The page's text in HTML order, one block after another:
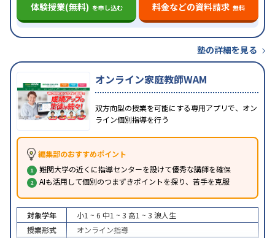
体験授業(無料) を申し込む 料金などの資料請求 無料
塾の詳細を見る
オンライン家庭教師WAM
双方向型の授業を可能にする専用アプリで、オン
ライン個別指導を行う
編集部のおすすめポイント
難関大学の近くに指導センターを設けて優秀な講師を確保
AIも活用して個別のつまずきポイントを探り、苦手を克服
対象学年 小1 ~ 6 中1 ~ 3 高1 ~ 3 浪人生
授業形式
オンライン指導